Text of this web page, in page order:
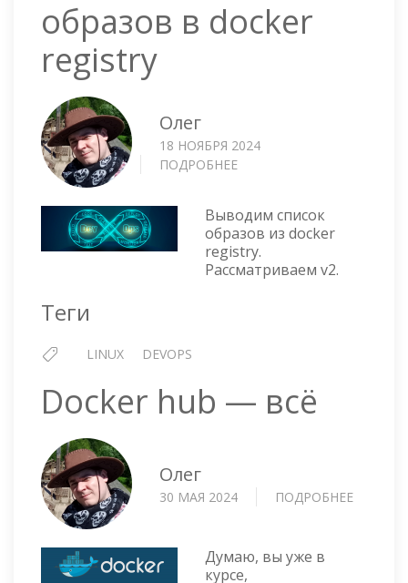
образов в docker
registry
Олег
18 НОЯБРЯ 2024
ПОДРОБНЕЕ
ОБРАЗОВ
В
DOCKER
REGISTRY
Выводим список
образов из docker
registry.
Рассматриваем v2.
Теги
LINUX DEVOPS
Docker hub — всё
Олег
30 МАЯ 2024 ПОДРОБНЕЕ
Думаю, вы уже в
курсе,